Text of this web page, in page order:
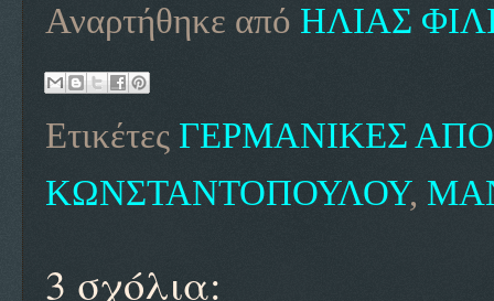
Αναρτήθηκε από ΗΛΙΑΣ
Ετικέτες ΓΕΡΜΑΝΙΚΕΣ
ΚΩΝΣΤΑΝΤΟΠΟΥΛΟΥ,
3 σχόλια: